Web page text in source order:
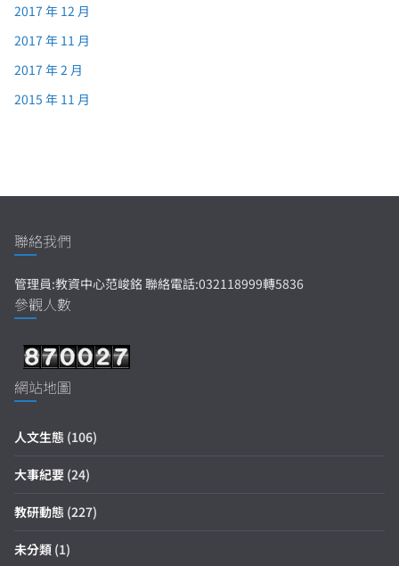
2017 年 12 月
2017 年 11 月
2017 年 2 月
2015 年 11 月
聯絡我們
管理員:教資中心范峻銘 聯絡電話:032118999轉5836
參觀人數
網站地圖
人文生態 (106)
大事紀要 (24)
教研動態 (227)
未分類 (1)